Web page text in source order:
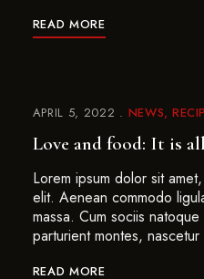
READ MORE
APRIL 5, 2022 NEWS
Love and food: It is
Lorem ipsum dolor sit
elit. Aenean commodo
massa. Cum sociis
parturient montes,
READ MORE